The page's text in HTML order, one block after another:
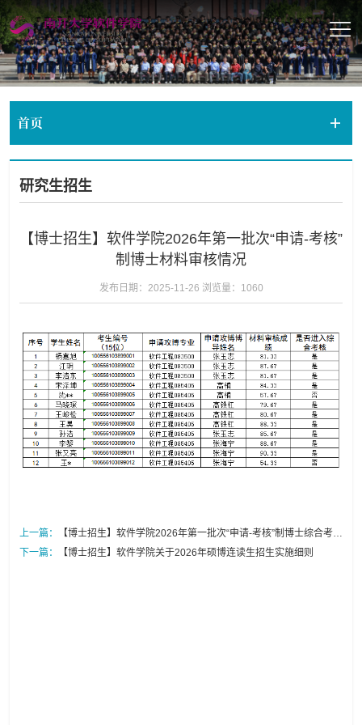
首页
研究生招生
【博士招生】软件学院2026年第一批次“申请-考核”
制博士材料审核情况
发布日期：2025-11-26 浏览量： 1060
上一篇：
【博士招生】软件学院2026年第一批次“申请-考核”制博士综合考核
情况公示
下一篇： 【博士招生】软件学院关于2026年硕博连读生招生实施细则